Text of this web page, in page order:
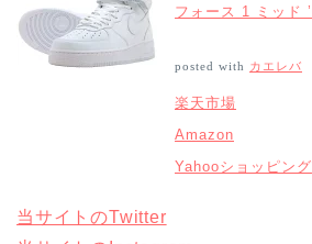
フォース 1 ミッド
posted with カエレバ
楽天市場
Amazon
Yahooショッピング
当サイトのTwitter